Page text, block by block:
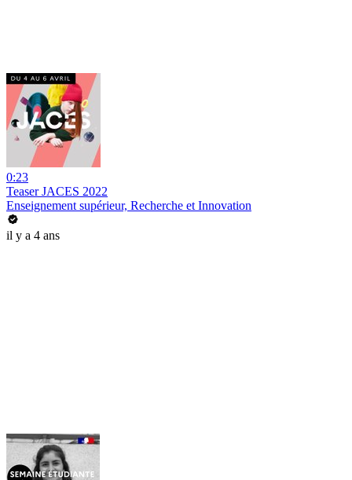
0:23
Teaser JACES 2022
Enseignement supérieur, Recherche et Innovation
il y a 4 ans